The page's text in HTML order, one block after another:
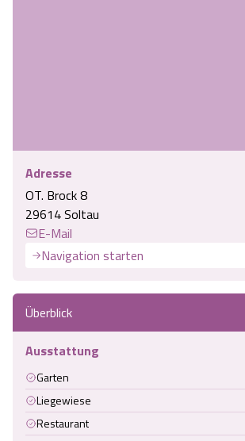
Adresse
OT. Brock 8
29614 Soltau
E-Mail
Navigation starten
Überblick
Ausstattung
Garten
Liegewiese
Restaurant